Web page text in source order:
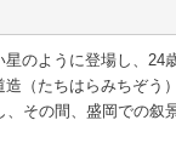
星のように登場し、24
（たちはらみちぞう
、その間、盛岡での叙